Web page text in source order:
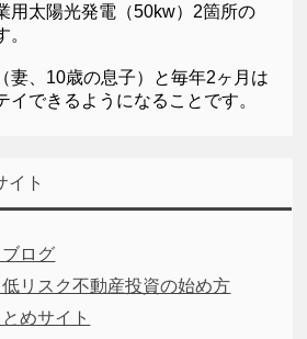
用太陽光発電（50kw）2箇所の
。
妻、10歳の息子）と毎年2ヶ月は
イできるようになることです。
イト
ログ
リスク不動産投資の始め方
めサイト